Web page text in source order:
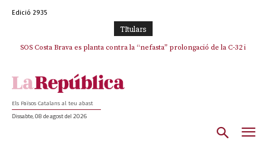
Edició 2935
TItulars
SOS Costa Brava es planta contra la “nefasta” prolongació de la C-32 i
Els Països Catalans al teu abast
Dissabte, 08 de agost del 2026